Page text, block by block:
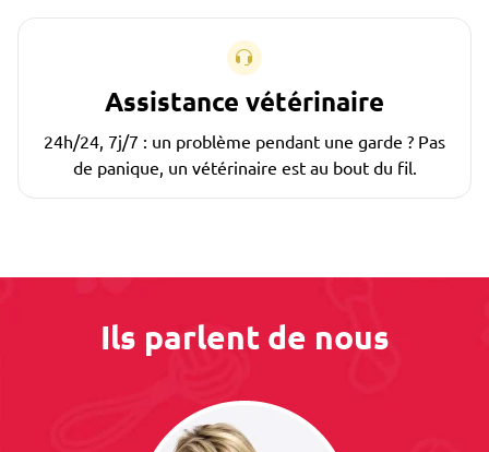
Assistance vétérinaire
24h/24, 7j/7 : un problème pendant une garde ? Pas
de panique, un vétérinaire est au bout du fil.
Ils parlent de nous